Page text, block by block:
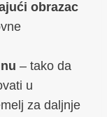
obrazac
– tako da
u
za daljnje